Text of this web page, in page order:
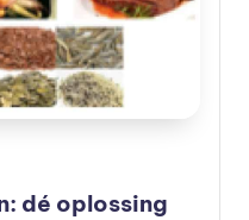
dé oplossing